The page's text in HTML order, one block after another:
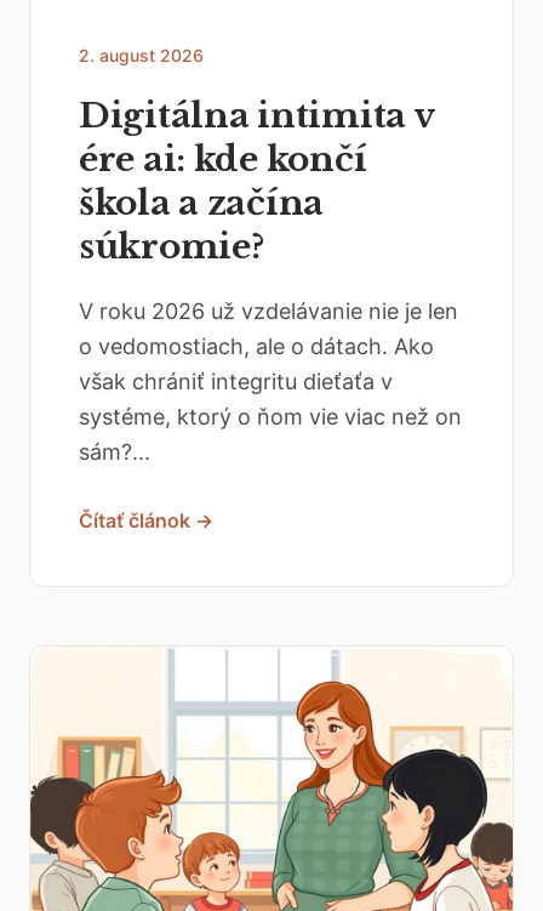
2. august 2026
Digitálna intimita v
ére ai: kde končí
škola a začína
súkromie?
V roku 2026 už vzdelávanie nie je len
o vedomostiach, ale o dátach. Ako
však chrániť integritu dieťaťa v
systéme, ktorý o ňom vie viac než on
sám?...
Čítať článok →